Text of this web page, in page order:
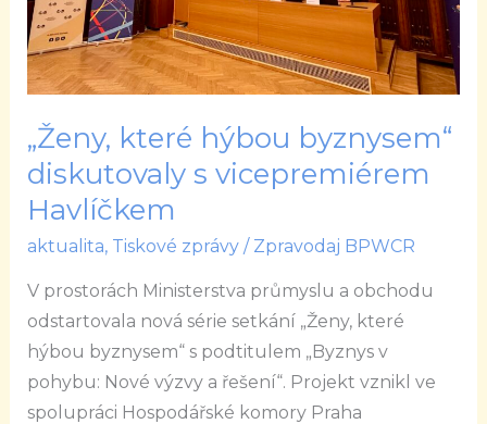
„Ženy, které hýbou byznysem“
diskutovaly s vicepremiérem
Havlíčkem
aktualita, Tiskové zprávy/ Zpravodaj BPWCR
V prostorách Ministerstva průmyslu a obchodu
odstartovala nová série setkání „Ženy, které
hýbou byznysem“ s podtitulem „Byznys v
pohybu: Nové výzvy a řešení“. Projekt vznikl ve
spolupráci Hospodářské komory Praha